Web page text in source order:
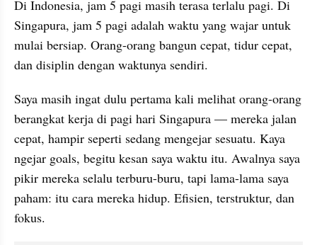
Di Indonesia, jam 5 pagi masih terasa terlalu pagi. Di
Singapura, jam 5 pagi adalah waktu yang wajar untuk
mulai bersiap. Orang-orang bangun cepat, tidur cepat,
dan disiplin dengan waktunya sendiri.
Saya masih ingat dulu pertama kali melihat orang-orang
berangkat kerja di pagi hari Singapura — mereka jalan
cepat, hampir seperti sedang mengejar sesuatu. Kaya
ngejar goals, begitu kesan saya waktu itu. Awalnya saya
pikir mereka selalu terburu-buru, tapi lama-lama saya
paham: itu cara mereka hidup. Efisien, terstruktur, dan
fokus.